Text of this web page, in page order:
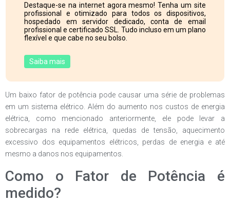
Destaque-se na internet agora mesmo! Tenha um site
profissional e otimizado para todos os dispositivos,
hospedado em servidor dedicado, conta de email
profissional e certificado SSL. Tudo incluso em um plano
flexível e que cabe no seu bolso.
Saiba mais
Um baixo fator de potência pode causar uma série de problemas
em um sistema elétrico. Além do aumento nos custos de energia
elétrica, como mencionado anteriormente, ele pode levar a
sobrecargas na rede elétrica, quedas de tensão, aquecimento
excessivo dos equipamentos elétricos, perdas de energia e até
mesmo a danos nos equipamentos.
Como o Fator de Potência é
medido?